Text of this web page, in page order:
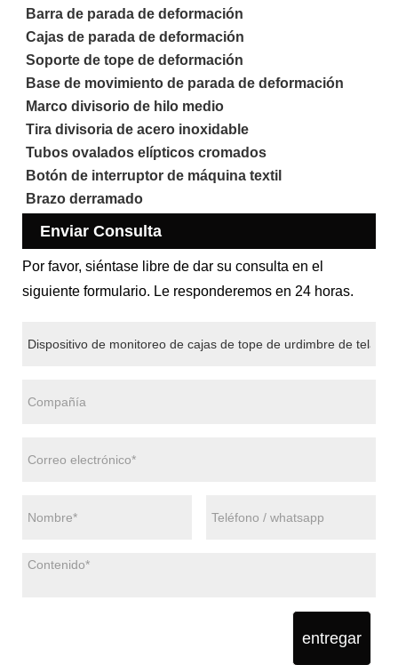
Barra de parada de deformación
Cajas de parada de deformación
Soporte de tope de deformación
Base de movimiento de parada de deformación
Marco divisorio de hilo medio
Tira divisoria de acero inoxidable
Tubos ovalados elípticos cromados
Botón de interruptor de máquina textil
Brazo derramado
Enviar Consulta
Por favor, siéntase libre de dar su consulta en el
siguiente formulario. Le responderemos en 24 horas.
entregar